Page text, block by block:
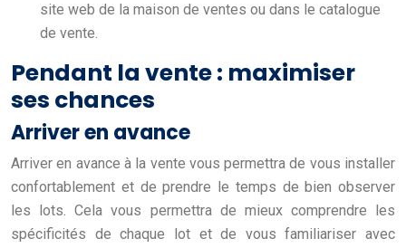
site web de la maison de ventes ou dans le catalogue
de vente.
Pendant la vente : maximiser
ses chances
Arriver en avance
Arriver en avance à la vente vous permettra de vous installer
confortablement et de prendre le temps de bien observer
les lots. Cela vous permettra de mieux comprendre les
spécificités de chaque lot et de vous familiariser avec